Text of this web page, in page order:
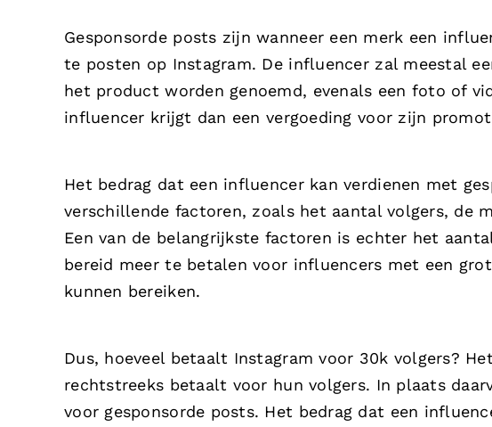
Gesponsorde posts zijn wanneer een merk een
te posten op Instagram. De influencer zal meestal
het product worden genoemd, evenals een foto of
influencer krijgt dan een vergoeding voor zijn
Het bedrag dat een influencer kan verdienen met
verschillende factoren, zoals het aantal volgers, de
Een van de belangrijkste factoren is echter het
bereid meer te betalen voor influencers met een
kunnen bereiken.
Dus, hoeveel betaalt Instagram voor 30k volgers?
rechtstreeks betaalt voor hun volgers. In plaats
voor gesponsorde posts. Het bedrag dat een